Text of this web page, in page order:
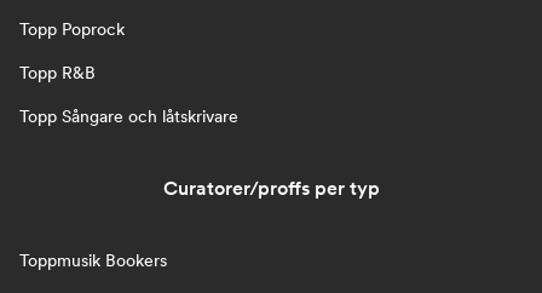
Topp Poprock
Topp R&B
Topp Sångare och låtskrivare
Curatorer/proffs per typ
Toppmusik Bookers